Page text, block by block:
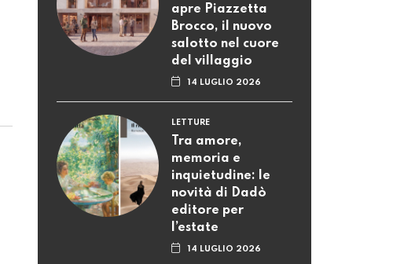
apre Piazzetta
Brocco, il nuovo
salotto nel cuore
del villaggio
14 LUGLIO 2026
LETTURE
Tra amore,
memoria e
inquietudine: le
novità di Dadò
editore per
l’estate
14 LUGLIO 2026